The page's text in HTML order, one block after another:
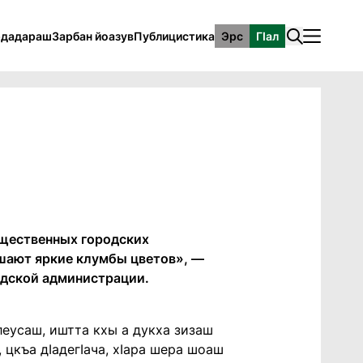
Зарбан йоазувПублицистика Эрс ГӀал
городских
яркие клумбы цветов», —
администрации.
иштта кхы а дукха зизаш
дӀадегӀача, хӀара шера шоаш